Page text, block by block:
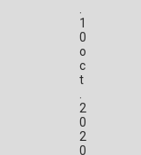
1
0
o
c
t
2
0
2
0